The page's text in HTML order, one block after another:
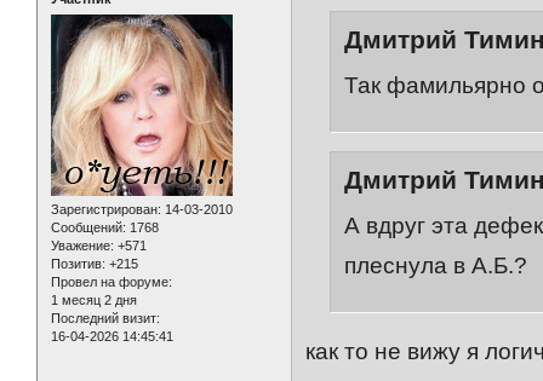
Зарегистрирован: 14-03-2010
Сообщений: 1768
Уважение: +571
Позитив: +215
Провел на форуме:
1 месяц 2 дня
Последний визит:
16-04-2026 14:45:41
Дмитрий
Так фамильярно
Дмитрий
А вдруг эта
плеснула в А.Б.?
как то не вижу я